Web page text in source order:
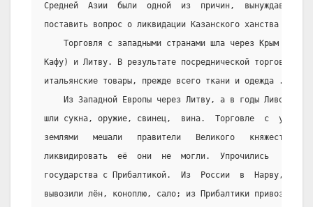
Средней  Азии  были  одной  из  причин,  вынуждавших
поставить вопрос о ликвидации Казанского ханства .
Торговля с западными странами шла через Крым
Кафу) и Литву. В результате посреднической торговли
итальянские товары, прежде всего ткани и одежда .
Из Западной Европы через Литву, а в годы Ливонской
шли сукна, оружие, свинец,  вина.  Торговле  с
землями   мешали   правители   Великого   княжества
ликвидировать  её  они  не  могли.  Упрочились
государства с Прибалтикой.  Из  России  в  Нарву,
вывозили лён, коноплю, сало; из Прибалтики привозили